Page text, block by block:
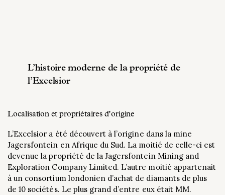
L’histoire moderne de la propriété de
l’Excelsior
Localisation et propriétaires d’origine
L’Excelsior a été découvert à l’origine dans la mine
Jagersfontein en Afrique du Sud. La moitié de celle-ci est
devenue la propriété de la Jagersfontein Mining and
Exploration Company Limited. L’autre moitié appartenait
à un consortium londonien d’achat de diamants de plus
de 10 sociétés. Le plus grand d’entre eux était MM.